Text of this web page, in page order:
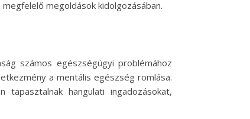
megoldások kidolgozásában.
számos egészségügyi problémához
a mentális egészség romlása.
hangulati ingadozásokat,